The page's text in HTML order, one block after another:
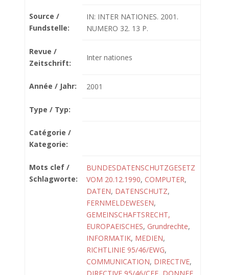
Source /
Fundstelle:
IN: INTER NATIONES. 2001.
NUMERO 32. 13 P.
Revue /
Zeitschrift:
Inter nationes
Année / Jahr: 2001
Type / Typ:
Catégorie /
Kategorie:
Mots clef /
Schlagworte:
BUNDESDATENSCHUTZGESETZ
VOM 20.12.1990, COMPUTER,
DATEN, DATENSCHUTZ,
FERNMELDEWESEN,
GEMEINSCHAFTSRECHT,
EUROPAEISCHES, Grundrechte,
INFORMATIK, MEDIEN,
RICHTLINIE 95/46/EWG,
COMMUNICATION, DIRECTIVE,